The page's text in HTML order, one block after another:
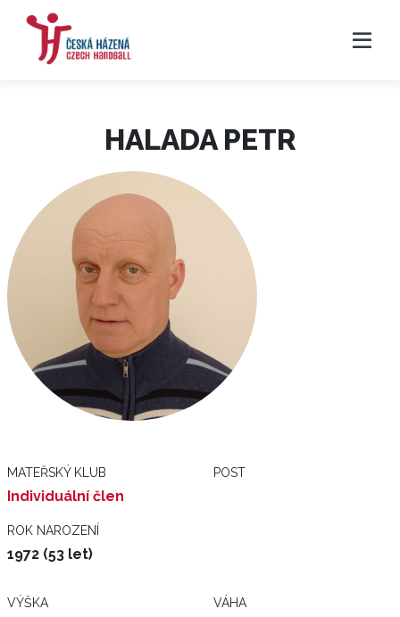
HALADA PETR
MATEŘSKÝ KLUB
Individuální člen
POST
ROK NAROZENÍ
1972 (53 let)
VÝŠKA VÁHA